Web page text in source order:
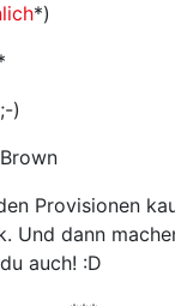
*)
;-)
Provisionen
Und dann
auch! :D